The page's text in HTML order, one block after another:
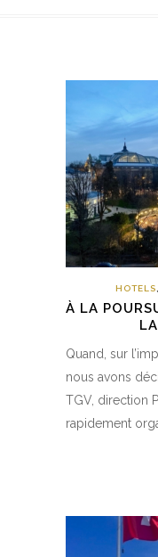
HOTELS,
À LA
Quand, sur
nous avons
TGV, direction
rapidement